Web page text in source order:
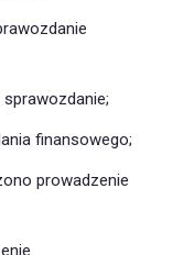
finansowego;
prowadzenie